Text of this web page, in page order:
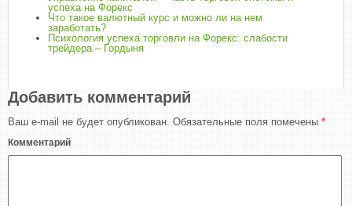
успеха на Форекс
Что такое валютный курс и можно ли на нем
заработать?
Психология успеха торговли на Форекс: слабости
трейдера – Гордыня
Добавить комментарий
Ваш e-mail не будет опубликован. Обязательные поля помечены *
Комментарий